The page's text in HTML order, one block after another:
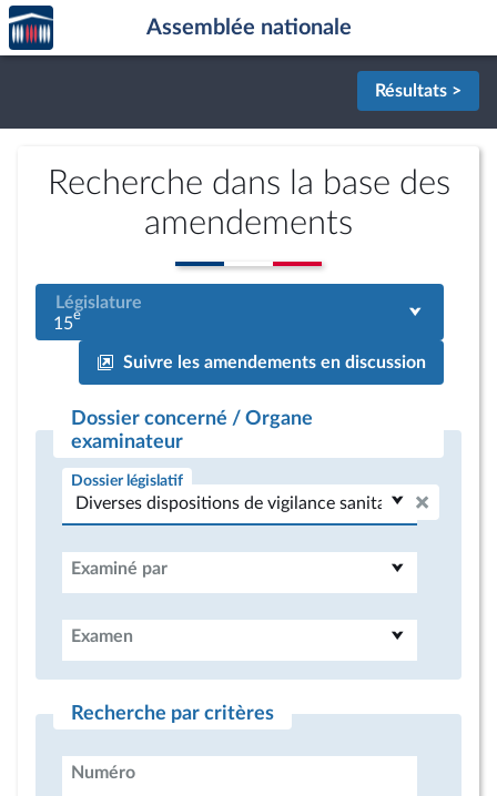
Aller au contenu
Aller en bas de la page
Accèder
à la
page
Assemblée nationale
Résultats >
Recherche dans la base des
amendements
Législature
15e
Suivre les amendements en discussion
Dossier concerné / Organe
examinateur
Dossier législatif
Examiné par
Examen
Recherche par critères
Numéro